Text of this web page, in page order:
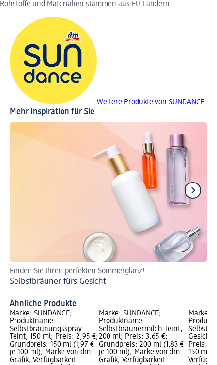
Rohstoffe und Materialien stammen aus EU-Ländern.
Weitere Produkte von SUNDANCE
Mehr Inspiration für Sie
Finden Sie Ihren perfekten Sommerglanz!
Selbstbräuner fürs Gesicht
Ähnliche Produkte
Marke: SUNDANCE;
Produktname:
Selbstbräunungsspray
Teint, 150 ml; Preis: 2,95 €;
Grundpreis: 150 ml (1,97 €
je 100 ml); Marke von dm
Grafik; Verfügbarkeit:
Marke: SUNDANCE;
Produktname:
Selbstbräunermilch Teint,
200 ml; Preis: 3,65 €;
Grundpreis: 200 ml (1,83 €
je 100 ml); Marke von dm
Grafik; Verfügbarkeit:
Marke:
Gesicht,
Preis:
150 ml